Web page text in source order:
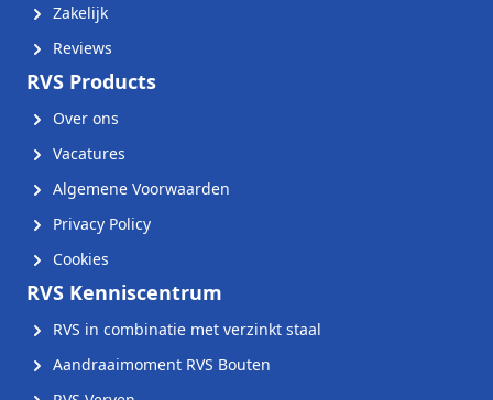
Zakelijk
Reviews
RVS Products
Over ons
Vacatures
Algemene Voorwaarden
Privacy Policy
Cookies
RVS Kenniscentrum
RVS in combinatie met verzinkt staal
Aandraaimoment RVS Bouten